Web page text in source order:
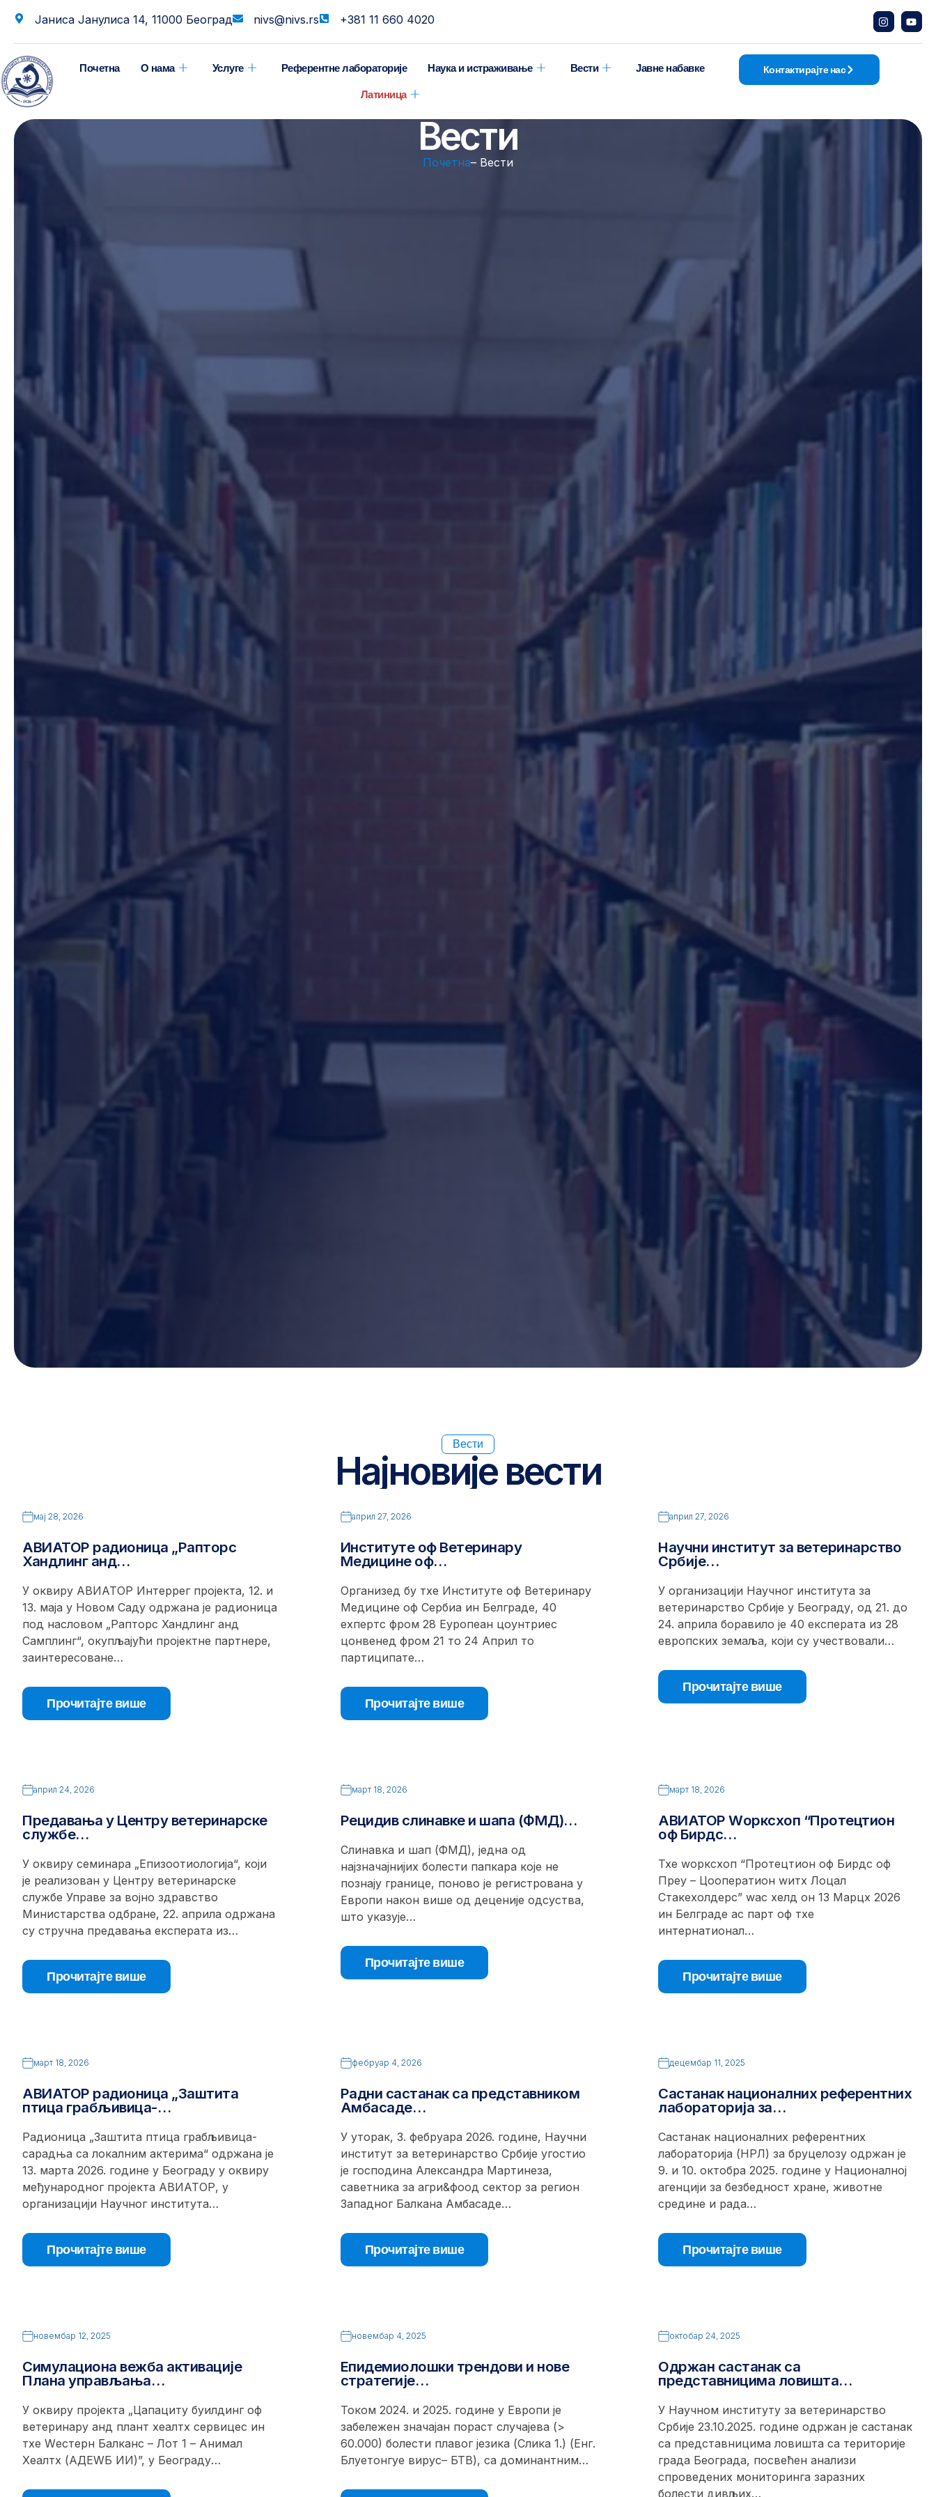
Јаниса Јанулиса 14, 11000 Београд nivs@nivs.rs +381 11 660 4020
Почетна О нама Услуге Референтне лабораторије Наука и истраживање Вести
Јавне набавке
Латиница
Контактирајте нас
Вести
Почетна– Вести
Вести
Најновије вести
мај 28, 2026
АВИАТОР радионица „Рапторс
Хандлинг анд…
У оквиру АВИАТОР Интеррег пројекта, 12. и
13. маја у Новом Саду одржана је радионица
под насловом „Рапторс Хандлинг анд
Самплинг“, окупљајући пројектне партнере,
заинтересоване…
Прочитајте више
април 27, 2026
Институте оф Ветеринарy
Медицине оф…
Организед бy тхе Институте оф Ветеринарy
Медицине оф Сербиа ин Белграде, 40
еxпертс фром 28 Еуропеан цоунтриес
цонвенед фром 21 то 24 Април то
партиципате…
Прочитајте више
април 27, 2026
Научни институт за ветеринарство
Србије…
У организацији Научног института за
ветеринарство Србије у Београду, од 21. до
24. априла боравило је 40 експерата из 28
европских земаља, који су учествовали…
Прочитајте више
април 24, 2026
Предавања у Центру ветеринарске
службе…
У оквиру семинара „Епизоотиологија“, који
је реализован у Центру ветеринарске
службе Управе за војно здравство
Министарства одбране, 22. априла одржана
су стручна предавања експерата из…
Прочитајте више
март 18, 2026
Рецидив слинавке и шапа (ФМД)…
Слинавка и шап (ФМД), једна од
најзначајнијих болести папкара које не
познају границе, поново је регистрована у
Европи након више од деценије одсуства,
што указује…
Прочитајте више
март 18, 2026
АВИАТОР Wорксхоп “Протецтион
оф Бирдс…
Тхе wорксхоп “Протецтион оф Бирдс оф
Преy – Цооператион wитх Лоцал
Стакехолдерс” wас хелд он 13 Марцх 2026
ин Белграде ас парт оф тхе
интернатионал…
Прочитајте више
март 18, 2026
АВИАТОР радионица „Заштита
птица грабљивица-…
Радионица „Заштита птица грабљивица-
сарадња са локалним актерима“ одржана је
13. марта 2026. године у Београду у оквиру
међународног пројекта АВИАТОР, у
организацији Научног института…
Прочитајте више
фебруар 4, 2026
Радни састанак са представником
Амбасаде…
У уторак, 3. фебруара 2026. године, Научни
институт за ветеринарство Србије угостио
је господина Александра Мартинеза,
саветника за агри&фоод сектор за регион
Западног Балкана Амбасаде…
Прочитајте више
децембар 11, 2025
Састанак националних референтних
лабораторија за…
Састанак националних референтних
лабораторија (НРЛ) за бруцелозу одржан је
9. и 10. октобра 2025. године у Националној
агенцији за безбедност хране, животне
средине и рада…
Прочитајте више
новембар 12, 2025
Симулациона вежба активације
Плана управљања…
У оквиру пројекта „Цапацитy буилдинг оф
ветеринарy анд плант хеалтх сервицес ин
тхе Wестерн Балканс – Лот 1 – Анимал
Хеалтх (АДЕWБ ИИ)”, у Београду…
новембар 4, 2025
Епидемиолошки трендови и нове
стратегије…
Током 2024. и 2025. године у Европи је
забележен значајан пораст случајева (>
60.000) болести плавог језика (Слика 1.) (Енг.
Блуетонгуе вирус– БТВ), са доминантним…
октобар 24, 2025
Одржан састанак са
представницима ловишта…
У Научном институту за ветеринарство
Србије 23.10.2025. године одржан је састанак
са представницима ловишта са територије
града Београда, посвећен анализи
спроведених мониторинга заразних
болести дивљих…